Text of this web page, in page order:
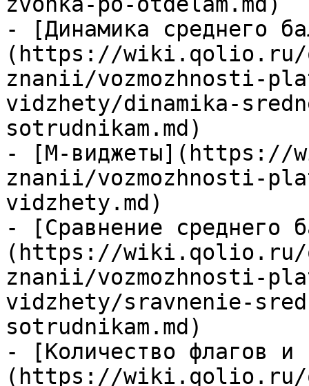
- [Динамика среднего
(https://wiki.qolio.ru/
znanii/vozmozhnosti-
vidzhety/dinamika-
sotrudnikam.md)
- [M-
znanii/vozmozhnosti-
vidzhety.md)
- [Сравнение среднего
(https://wiki.qolio.ru/
znanii/vozmozhnosti-
vidzhety/sravnenie-
sotrudnikam.md)
- [Количество флагов и
(https://wiki.qolio.ru/